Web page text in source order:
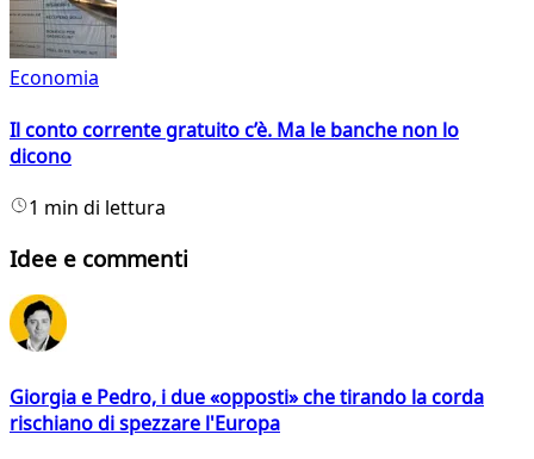
Economia
Il conto corrente gratuito c’è. Ma le banche non lo
dicono
1 min di lettura
Idee e commenti
Giorgia e Pedro, i due «opposti» che tirando la corda
rischiano di spezzare l'Europa